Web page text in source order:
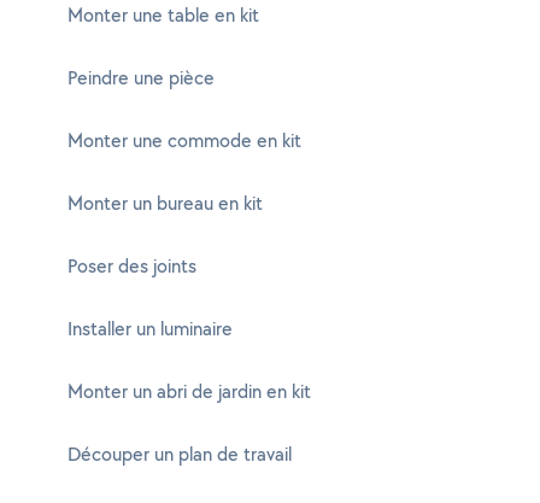
Monter une table en kit
Peindre une pièce
Monter une commode en kit
Monter un bureau en kit
Poser des joints
Installer un luminaire
Monter un abri de jardin en kit
Découper un plan de travail